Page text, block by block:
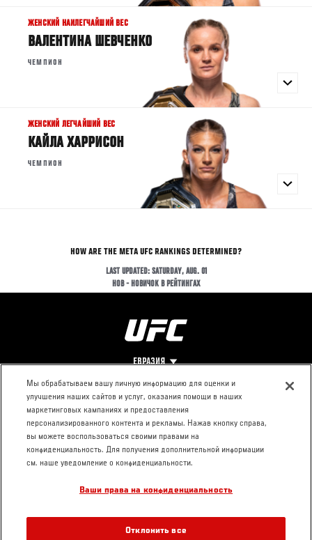
ЖЕНСКИЙ НАИЛЕГЧАЙШИЙ ВЕС
ВАЛЕНТИНА ШЕВЧЕНКО
ЧЕМПИОН
ЖЕНСКИЙ ЛЕГЧАЙШИЙ ВЕС
КАЙЛА ХАРРИСОН
ЧЕМПИОН
HOW ARE THE META UFC RANKINGS DETERMINED?
LAST UPDATED: SATURDAY, AUG. 01
НОВ - НОВИЧОК В РЕЙТИНГАХ
ЕВРАЗИЯ
Footer
О UFC
Про ММА
Социальная
ответственность
КОНТАКТЫ
Пресс-центр
Условия
использования
Мы обрабатываем вашу личную информацию для оценки и
улучшения наших сайтов и услуг, оказания помощи в наших
маркетинговых кампаниях и предоставления
персонализированного контента и рекламы. Нажав кнопку справа,
вы можете воспользоваться своими правами на
конфиденциальность. Для получения дополнительной информации
см. наше уведомление о конфиденциальности.
Ваши права на конфиденциальность
Отклонить все